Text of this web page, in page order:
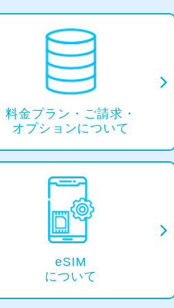
料⾦プラン・ ご請求・
オプションについて
eSIM
について